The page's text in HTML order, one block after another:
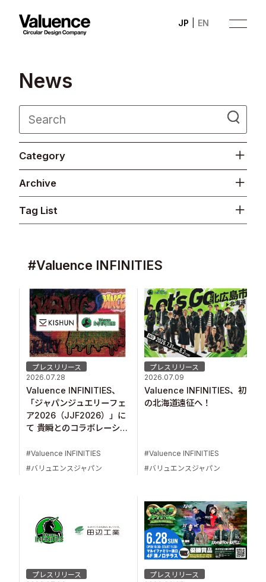
EN
JP
Company
Philosophy
Business
Investor Relations
Sustainability
Recruit
Contact
News
Category
Archive
Tag List
#Valuence INFINITIES
プレスリリース
2026.07.28
Valuence INFINITIES、
「ジャパンジュエリーフェ
ア2026（JJF2026）」に
て 貴瞬とのコラボレーショ
Valuence INFINITIES
バリュエンスジャパン
プレスリリース
2026.07.09
Valuence INFINITIES、初
の北海道遠征へ！
Valuence INFINITIES
バリュエンスジャパン
プレスリリース
プレスリリース